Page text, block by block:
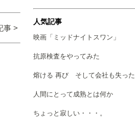
人気記事
映画「ミッドナイトスワン」
抗原検査をやってみた
熔ける 再び そして会社も失った
人間にとって成熟とは何か
ちょっと寂しい・・・。
事 >